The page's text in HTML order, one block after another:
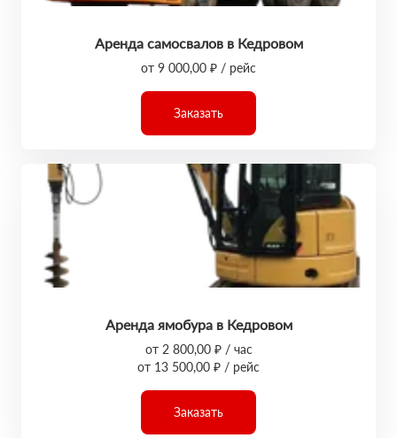
Аренда самосвалов в Кедровом
от 9 000,00 ₽ / рейс
Заказать
Аренда ямобура в Кедровом
от 2 800,00 ₽ / час
от 13 500,00 ₽ / рейс
Заказать